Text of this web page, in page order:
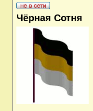
Чёрная Сотня